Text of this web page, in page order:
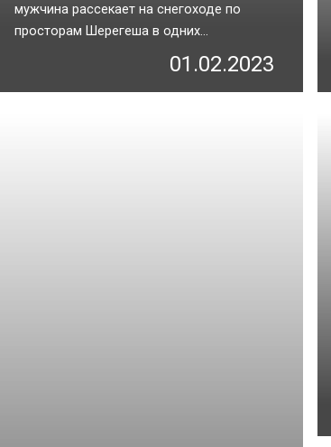
мужчина рассекает на снегоходе по
просторам Шерегеша в одних...
01.02.2023